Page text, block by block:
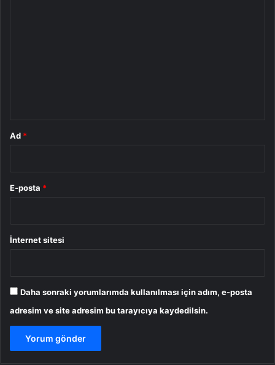
Ad *
E-posta *
İnternet sitesi
Daha sonraki yorumlarımda kullanılması için adım, e-posta
adresim ve site adresim bu tarayıcıya kaydedilsin.